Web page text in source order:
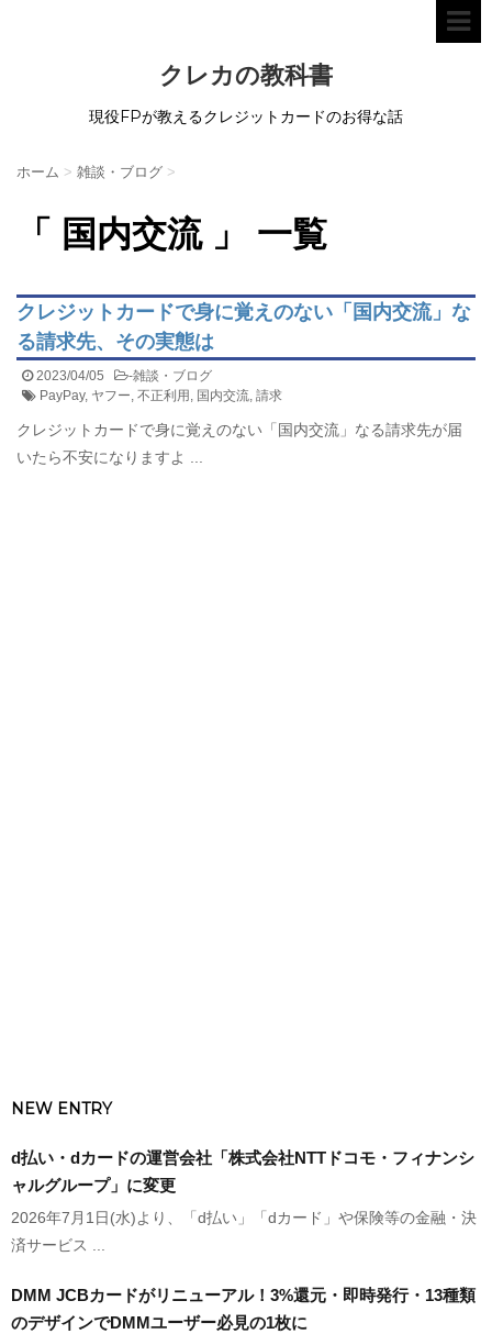
クレカの教科書
現役FPが教えるクレジットカードのお得な話
ホーム > 雑談・ブログ >
「 国内交流 」 一覧
クレジットカードで身に覚えのない「国内交流」な
る請求先、その実態は
2023/04/05 -雑談・ブログ
PayPay, ヤフー, 不正利用, 国内交流, 請求
クレジットカードで身に覚えのない「国内交流」なる請求先が届
いたら不安になりますよ ...
NEW ENTRY
d払い・dカードの運営会社「株式会社NTTドコモ・フィナンシ
ャルグループ」に変更
2026年7月1日(水)より、「d払い」「dカード」や保険等の金融・決
済サービス ...
DMM JCBカードがリニューアル！3%還元・即時発行・13種類
のデザインでDMMユーザー必見の1枚に